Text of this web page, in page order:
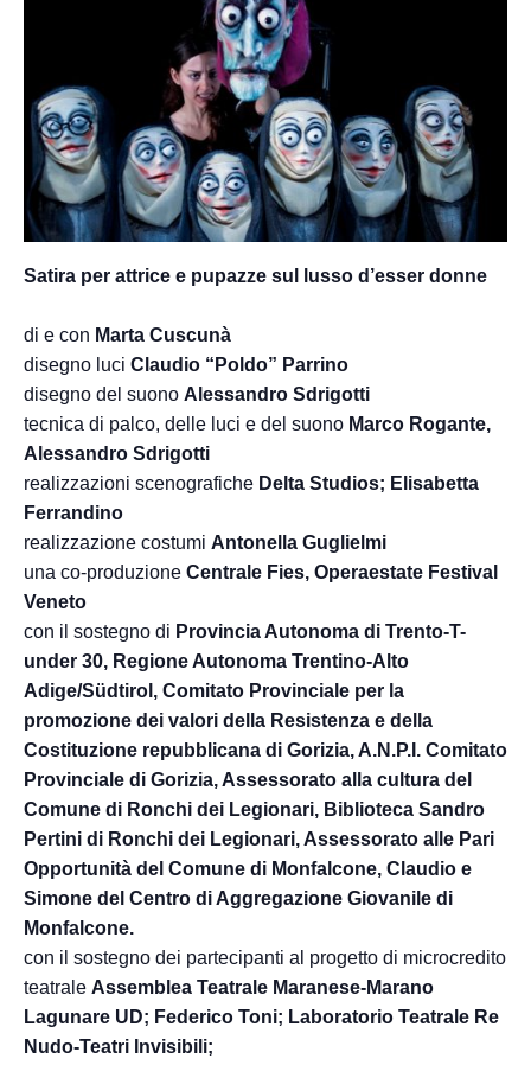
Satira per attrice e pupazze sul lusso d’esser donne
di e con Marta Cuscunà
disegno luci Claudio “Poldo” Parrino
disegno del suono Alessandro Sdrigotti
tecnica di palco, delle luci e del suono Marco Rogante,
Alessandro Sdrigotti
realizzazioni scenografiche Delta Studios; Elisabetta
Ferrandino
realizzazione costumi Antonella Guglielmi
una co-produzione Centrale Fies, Operaestate Festival
Veneto
con il sostegno di Provincia Autonoma di Trento-T-
under 30, Regione Autonoma Trentino-Alto
Adige/Südtirol, Comitato Provinciale per la
promozione dei valori della Resistenza e della
Costituzione repubblicana di Gorizia, A.N.P.I. Comitato
Provinciale di Gorizia, Assessorato alla cultura del
Comune di Ronchi dei Legionari, Biblioteca Sandro
Pertini di Ronchi dei Legionari, Assessorato alle Pari
Opportunità del Comune di Monfalcone, Claudio e
Simone del Centro di Aggregazione Giovanile di
Monfalcone.
con il sostegno dei partecipanti al progetto di microcredito
teatrale Assemblea Teatrale Maranese-Marano
Lagunare UD; Federico Toni; Laboratorio Teatrale Re
Nudo-Teatri Invisibili;